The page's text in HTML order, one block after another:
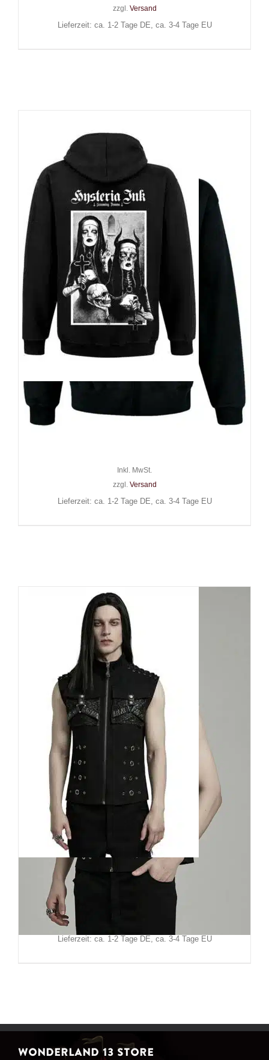
zzgl. Versand
Lieferzeit: ca. 1-2 Tage DE, ca. 3-4 Tage EU
Hysteria Ink Zip-Hoody
Screaming Demons Eva My
Inkl. MwSt.
zzgl. Versand
Lieferzeit: ca. 1-2 Tage DE, ca. 3-4 Tage EU
Punk Rave Weste Hardware
Lieferzeit: ca. 1-2 Tage DE, ca. 3-4 Tage EU
WONDERLAND 13 STORE